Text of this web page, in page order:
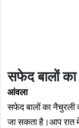
सफेद बालों
आंवला
सफेद बालों का नैचुरली
जा सकता है।आप रात